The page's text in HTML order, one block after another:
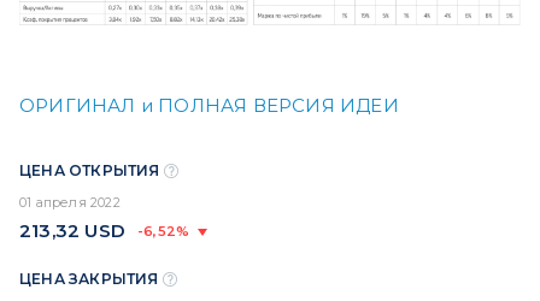
ОРИГИНАЛ и ПОЛНАЯ ВЕРСИЯ ИДЕИ
ЦЕНА ОТКРЫТИЯ
01 апреля 2022
213,32 USD -6,52%
ЦЕНА ЗАКРЫТИЯ